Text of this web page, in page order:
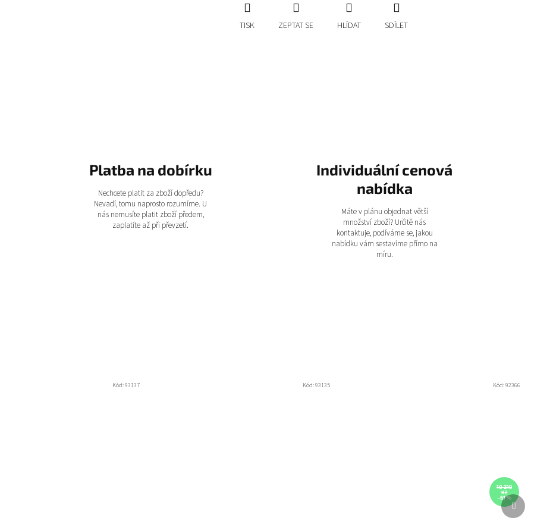
TISK ZEPTAT SE HLÍDAT SDÍLET
Platba na dobírku
Nechcete platit za zboží dopředu?
Nevadí, tomu naprosto rozumíme. U
nás nemusíte platit zboží předem,
zaplatíte až při převzetí.
Individuální cenová
nabídka
Máte v plánu objednat větší
množství zboží? Určitě nás
kontaktuje, podíváme se, jakou
nabídku vám sestavíme přímo na
míru.
Kód:93137 Kód:93135
10 219
Kč
–61 %
Kód:92366
Další